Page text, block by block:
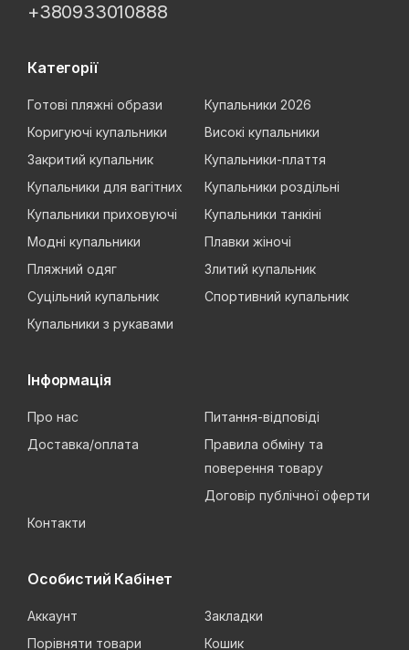
+380933010888
Категорії
Готові пляжні образи
Купальники 2026
Коригуючі купальники
Високі купальники
Закритий купальник
Купальники-плаття
Купальники для вагітних
Купальники роздільні
Купальники приховуючі
Купальники танкіні
Модні купальники
Плавки жіночі
Пляжний одяг
Злитий купальник
Суцільний купальник
Спортивний купальник
Купальники з рукавами
Інформація
Про нас
Питання-відповіді
Доставка/оплата
Правила обміну та
поверення товару
Договір публічної оферти
Контакти
Особистий Кабінет
Аккаунт
Закладки
Порівняти товари
Кошик